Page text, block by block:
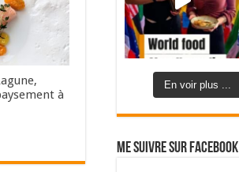
à
En voir plus ...
Me suivre sur Facebook